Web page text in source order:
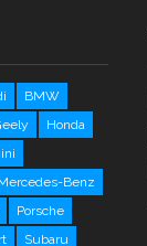
BMW
Honda
Benz
Porsche
Subaru